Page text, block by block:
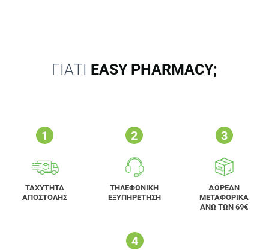
ΓΙΑΤΙ EASY PHARMACY;
ΤΑΧΥΤΗΤΑ
ΑΠΟΣΤΟΛΗΣ
ΤΗΛΕΦΩΝΙΚΗ
ΕΞΥΠΗΡΕΤΗΣΗ
ΔΩΡΕΑΝ
ΜΕΤΑΦΟΡΙΚΑ
ΑΝΩ ΤΩΝ 69€